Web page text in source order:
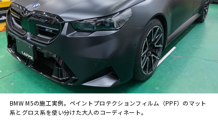
BMW M5の施工実例。ペイントプロテクションフィルム（PPF）のマット
系とグロス系を使い分けた大人のコーディネート。